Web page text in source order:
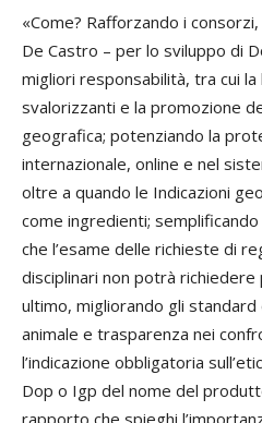
«Come? Rafforzando i
De Castro – per lo sviluppo di
migliori responsabilità, tra cui
svalorizzanti e la promozione
geografica; potenziando la
internazionale, online e nel
oltre a quando le Indicazioni
come ingredienti;
che l’esame delle richieste di
disciplinari non potrà richiedere
ultimo, migliorando gli
animale e trasparenza nei
l’indicazione obbligatoria
Dop o Igp del nome del
rapporto che spieghi